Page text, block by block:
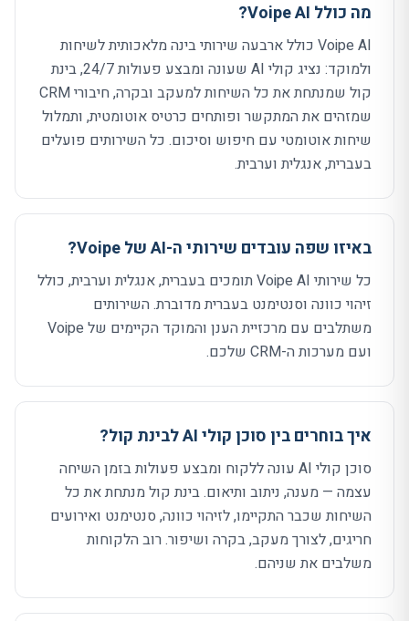
מה כולל Voipe AI?
Voipe AI כולל ארבעה שירותי בינה מלאכותית לשיחות
ולמוקד: נציג קולי AI שעונה ומבצע פעולות 24/7, בינת
קול שמנתחת את כל השיחות למעקב ובקרה, חיבורי CRM
שמזהים את המתקשר ופותחים כרטיס אוטומטית, ותמלול
שיחות אוטומטי עם חיפוש וסיכום. כל השירותים פועלים
בעברית, אנגלית וערבית.
באיזו שפה עובדים שירותי ה-AI של Voipe?
כל שירותי Voipe AI תומכים בעברית, אנגלית וערבית, כולל
זיהוי כוונה וסנטימנט בעברית מדוברת. השירותים
משתלבים עם מרכזיית הענן והמוקד הקיימים של Voipe
ועם מערכות ה-CRM שלכם.
איך בוחרים בין סוכן קולי AI לבינת קול?
סוכן קולי AI עונה ללקוח ומבצע פעולות בזמן השיחה
עצמה — מענה, ניתוב ותיאום. בינת קול מנתחת את כל
השיחות שכבר התקיימו, לזיהוי כוונה, סנטימנט ואירועים
חריגים, לצורך מעקב, בקרה ושיפור. רוב הלקוחות
משלבים את שניהם.